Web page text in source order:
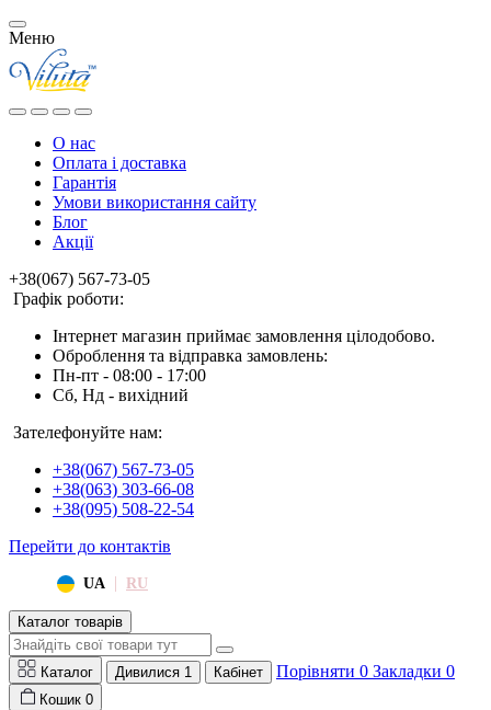
Меню
О нас
Оплата і доставка
Гарантія
Умови використання сайту
Блог
Акції
+38(067) 567-73-05
Графік роботи:
Інтернет магазин приймає замовлення цілодобово.
Оброблення та відправка замовлень:
Пн-пт - 08:00 - 17:00
Сб, Нд - вихідний
Зателефонуйте нам:
+38(067) 567-73-05
+38(063) 303-66-08
+38(095) 508-22-54
Перейти до контактів
UA | RU
Каталог товарів
Каталог Дивилися 1 Кабінет Порівняти 0 Закладки 0
Кошик 0